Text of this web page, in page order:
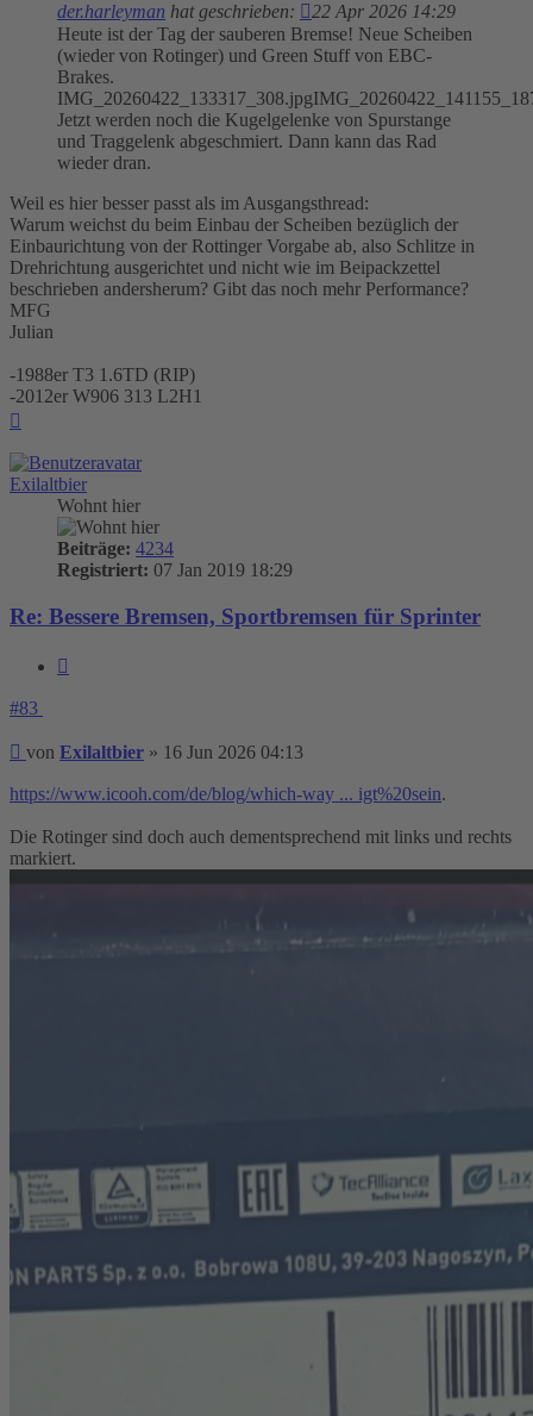
der.harleyman hat geschrieben:
22 Apr 2026 14:29
Heute ist der Tag der sauberen Bremse! Neue Scheiben
(wieder von Rotinger) und Green Stuff von EBC-
Brakes.
Jetzt werden noch die Kugelgelenke von Spurstange
und Traggelenk abgeschmiert. Dann kann das Rad
wieder dran.
Weil es hier besser passt als im Ausgangsthread:
Warum weichst du beim Einbau der Scheiben bezüglich der
Einbaurichtung von der Rottinger Vorgabe ab, also Schlitze in
Drehrichtung ausgerichtet und nicht wie im Beipackzettel
beschrieben andersherum? Gibt das noch mehr Performance?
MFG
Julian
-1988er T3 1.6TD (RIP)
-2012er W906 313 L2H1
Exilaltbier
Wohnt hier
Beiträge: 4234
Registriert: 07 Jan 2019 18:29
Re: Bessere Bremsen, Sportbremsen für Sprinter
#83
Beitrag
von Exilaltbier » 16 Jun 2026 04:13
https://www.icooh.com/de/blog/which-way ... igt%20sein.
Die Rotinger sind doch auch dementsprechend mit links und rechts
markiert.